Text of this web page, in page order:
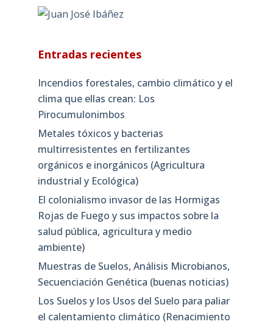
Entradas recientes
Incendios forestales, cambio climático y el
clima que ellas crean: Los
Pirocumulonimbos
Metales tóxicos y bacterias
multirresistentes en fertilizantes
orgánicos e inorgánicos (Agricultura
industrial y Ecológica)
El colonialismo invasor de las Hormigas
Rojas de Fuego y sus impactos sobre la
salud pública, agricultura y medio
ambiente)
Muestras de Suelos, Análisis Microbianos,
Secuenciación Genética (buenas noticias)
Los Suelos y los Usos del Suelo para paliar
el calentamiento climático (Renacimiento